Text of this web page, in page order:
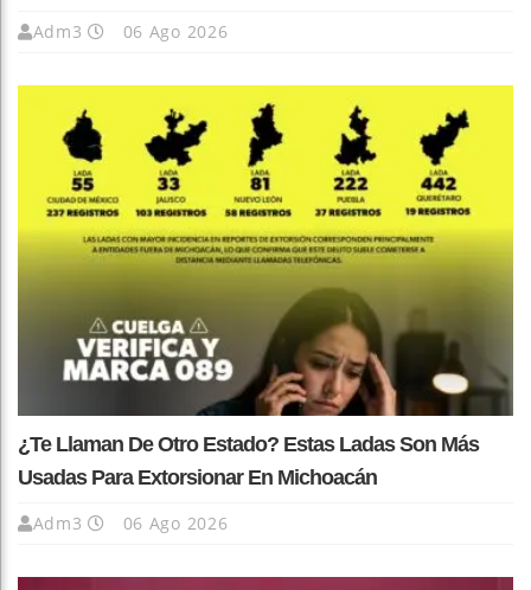
Adm3 06 Ago 2026
¿Te Llaman De Otro Estado? Estas Ladas Son Más
Usadas Para Extorsionar En Michoacán
Adm3 06 Ago 2026